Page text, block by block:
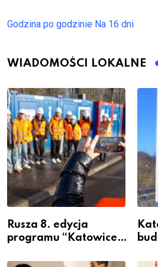
Godzina po godzinie Na 16 dni
WIADOMOŚCI LOKALNE
Rusza 8. edycja
programu “Katowice
– nabór dla